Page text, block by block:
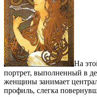
На
портрет, выполненный в
женщины занимает
профиль, слегка